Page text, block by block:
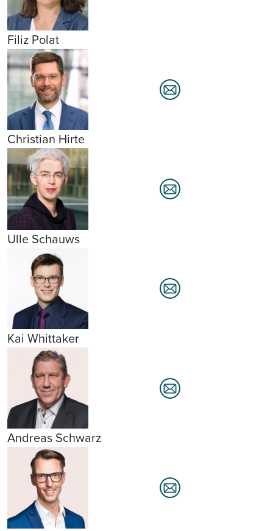
Filiz Polat
Christian Hirte
Ulle Schauws
Kai Whittaker
Andreas Schwarz